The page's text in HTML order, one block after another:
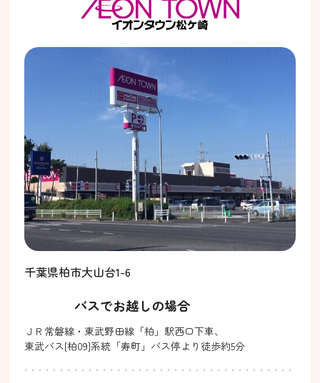
千葉県柏市大山台1-6
バスでお越しの場合
ＪＲ常磐線・東武野田線「柏」駅西口下車、
東武バス[柏09]系統「寿町」バス停より徒歩約5分